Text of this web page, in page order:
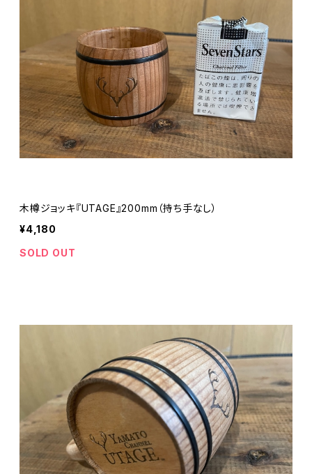
木樽ジョッキ『UTAGE』200mm（持ち手なし）
¥4,180
SOLD OUT